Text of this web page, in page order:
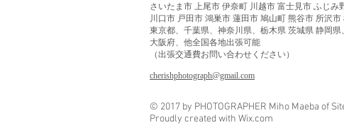
さいたま市 上尾市 伊奈町 川越市 富士見市 ふじ
川口市 戸田市 鴻巣市 蓮田市 鳩山町 熊谷市 所沢市
東京都、千葉県、神奈川県、栃木県 茨城県 静岡県
大阪府、他全国各地出張可能
（出張交通費お問い合わせください）
​cherishphotograph@gmail.com
© 2017 by PHOTOGRAPHER Miho Maeba of
Proudly created with Wix.com